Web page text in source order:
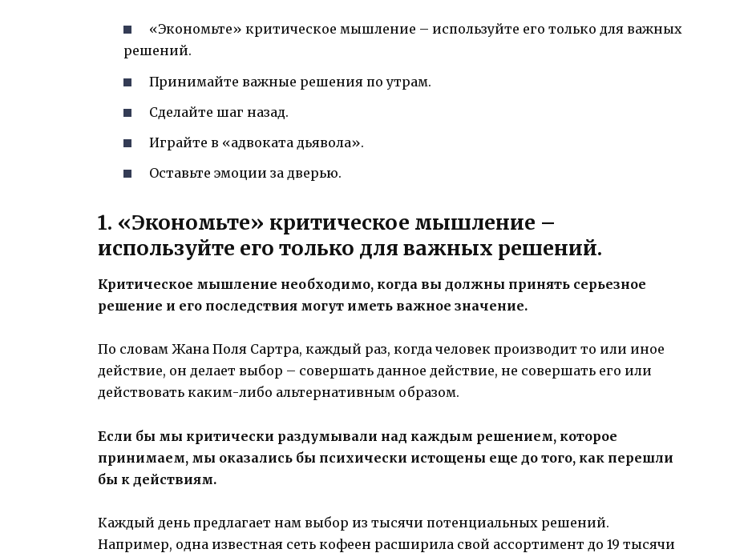
«Экономьте» критическое мышление – используйте его только для важных
решений.
Принимайте важные решения по утрам.
Сделайте шаг назад.
Играйте в «адвоката дьявола».
Оставьте эмоции за дверью.
1. «Экономьте» критическое мышление –
используйте его только для важных решений.
Критическое мышление необходимо, когда вы должны принять серьезное
решение и его последствия могут иметь важное значение.
По словам Жана Поля Сартра, каждый раз, когда человек производит то или иное
действие, он делает выбор – совершать данное действие, не совершать его или
действовать каким-либо альтернативным образом.
Если бы мы критически раздумывали над каждым решением, которое
принимаем, мы оказались бы психически истощены еще до того, как перешли
бы к действиям.
Каждый день предлагает нам выбор из тысячи потенциальных решений.
Например, одна известная сеть кофеен расширила свой ассортимент до 19 тысячи